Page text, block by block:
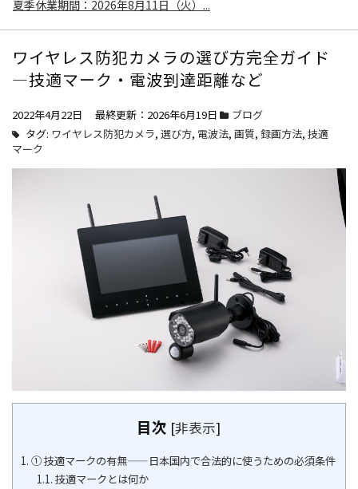
夏季休業期間：2026年8月11日（火）...
ワイヤレス防犯カメラの選び方完全ガイド
—技適マーク・電波到達距離など
2022年4月22日 最終更新：2026年6月19日
ブログ
タグ: ワイヤレス防犯カメラ, 選び方, 電波法, 画質, 録画方法, 技適
マーク
目次 [非表示]
1. ① 技適マークの有無——日本国内で合法的に使うための必須条件
1.1. 技適マークとは何か